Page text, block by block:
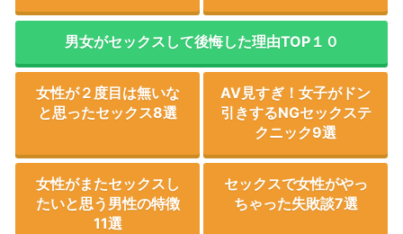
男女がセックスして後悔した理由TOP１０
女性が２度目は無いな
と思ったセックス8選
AV見すぎ！女子がドン
引きするNGセックステ
クニック9選
女性がまたセックスし
たいと思う男性の特徴
11選
セックスで女性がやっ
ちゃった失敗談7選